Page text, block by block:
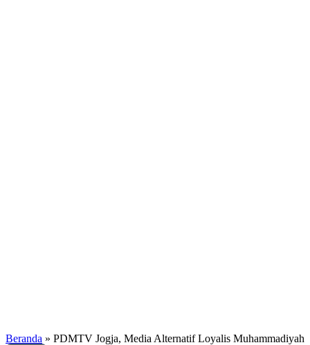
Beranda » PDMTV Jogja, Media Alternatif Loyalis Muhammadiyah